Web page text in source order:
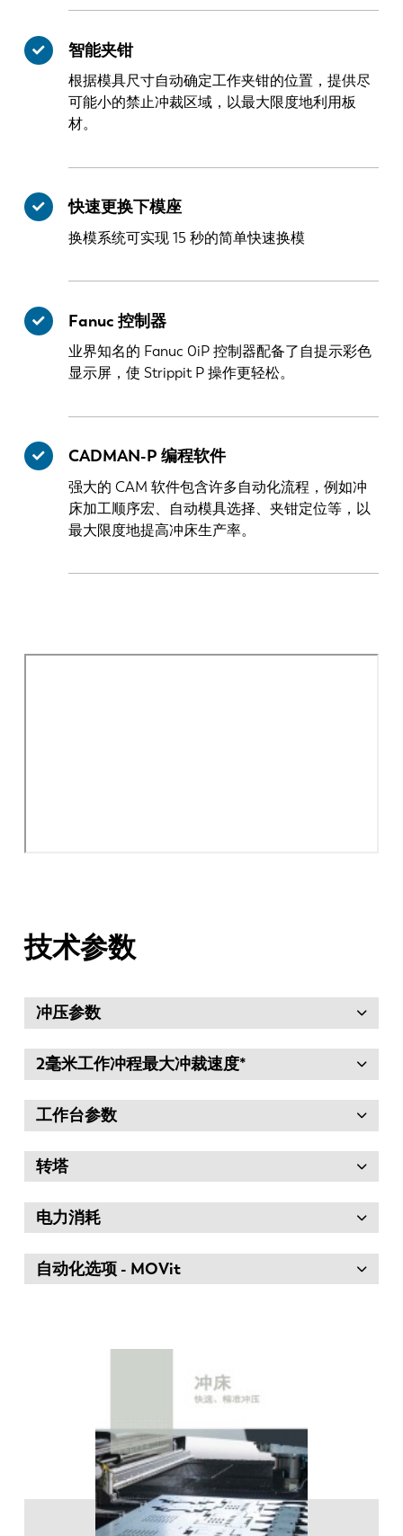
智能夹钳
根据模具尺寸自动确定工作夹钳的位置，提供尽
可能小的禁止冲裁区域，以最大限度地利用板
材。
快速更换下模座
换模系统可实现 15 秒的简单快速换模
Fanuc 控制器
业界知名的 Fanuc 0iP 控制器配备了自提示彩色
显示屏，使 Strippit P 操作更轻松。
CADMAN-P 编程软件
强大的 CAM 软件包含许多自动化流程，例如冲
床加工顺序宏、自动模具选择、夹钳定位等，以
最大限度地提高冲床生产率。
技术参数
冲压参数
2毫米工作冲程最大冲裁速度*
工作台参数
转塔
电力消耗
自动化选项 - MOVit
EN NL